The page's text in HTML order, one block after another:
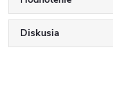
Diskusia